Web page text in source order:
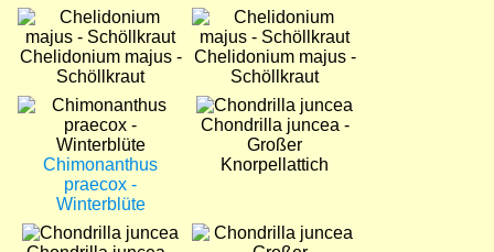
Bild
Chelidonium majus -
Schöllkraut
Bild
Chelidonium majus -
Schöllkraut
Bild
Chimonanthus
praecox -
Winterblüte
Bild
Chondrilla juncea -
Großer
Knorpellattich
Bild
Bild